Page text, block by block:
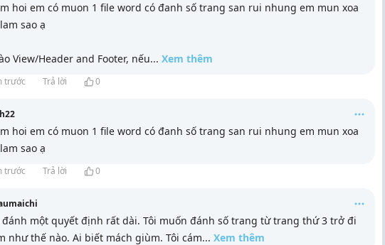
hoi em có muon 1 file word có đanh số trang san rui nhung em mun xoa
sao ạ
View/Header and Footer, nếu... Xem thêm
trước Trả lời 0
hoi em có muon 1 file word có đanh số trang san rui nhung em mun xoa
sao ạ
trước Trả lời 0
đánh một quyết định rất dài. Tôi muốn đánh số trang từ trang thứ 3 trở đi
như thế nào. Ai biết mách giùm. Tôi cám... Xem thêm